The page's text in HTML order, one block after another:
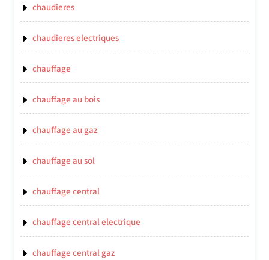
chaudieres
chaudieres electriques
chauffage
chauffage au bois
chauffage au gaz
chauffage au sol
chauffage central
chauffage central electrique
chauffage central gaz